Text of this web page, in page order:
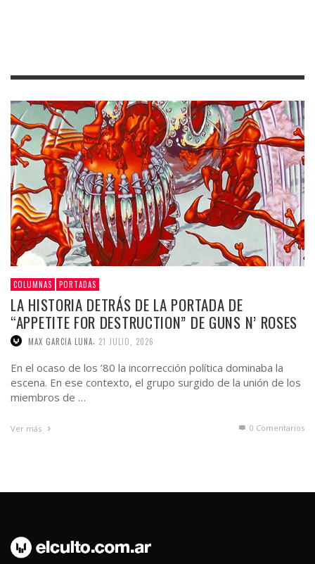
COLUMNAS PORTADAS
LA HISTORIA DETRÁS DE LA PORTADA DE
“APPETITE FOR DESTRUCTION” DE GUNS N’ ROSES
MAX GARCIA LUNA 21 JULIO, 2026
En el ocaso de los ’80 la incorrección política dominaba la
escena. En ese contexto, el grupo surgido de la unión de los
miembros de …
Ver más 0 Comentarios